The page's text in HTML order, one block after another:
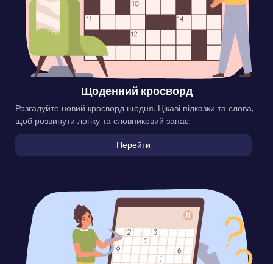
Щоденний кросворд
Розгадуйте новий кросворд щодня. Цікаві підказки та слова,
щоб розвинути логіку та словниковий запас.
Перейти